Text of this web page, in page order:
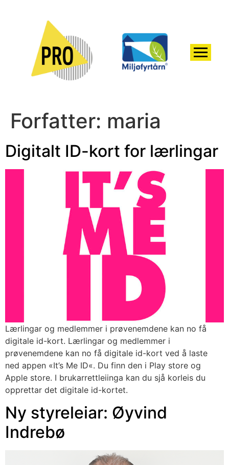
Forfatter: maria
Digitalt ID-kort for lærlingar
Lærlingar og medlemmer i prøvenemdene kan no få
digitale id-kort. Lærlingar og medlemmer i
prøvenemdene kan no få digitale id-kort ved å laste
ned appen «It’s Me ID«. Du finn den i Play store og
Apple store. I brukarrettleiinga kan du sjå korleis du
opprettar det digitale id-kortet.
Ny styreleiar: Øyvind
Indrebø